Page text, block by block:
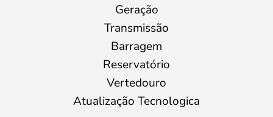
Geração
Transmissão
Barragem
Reservatório
Vertedouro
Atualização Tecnologica